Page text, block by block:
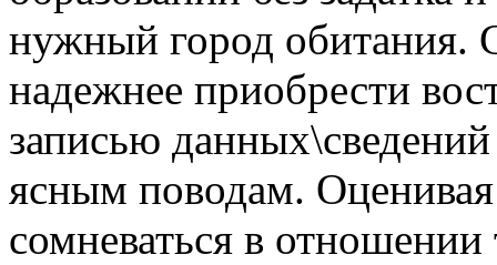
нужный город обитания.
надежнее приобрести
записью
ясным поводам.
сомневаться в отношении